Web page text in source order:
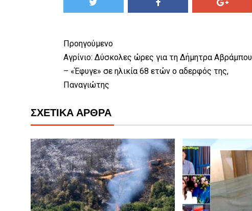
Προηγούμενο
Αγρίνιο: Δύσκολες ώρες για τη Δήμητρα Αβράμπου
– «Έφυγε» σε ηλικία 68 ετών ο αδερφός της,
Παναγιώτης
ΣΧΕΤΙΚΆ ΆΡΘΡΑ